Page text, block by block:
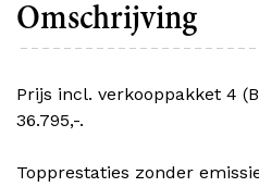
Omschrijving
Prijs incl. verkooppakket 4
36.795,-.
Topprestaties zonder